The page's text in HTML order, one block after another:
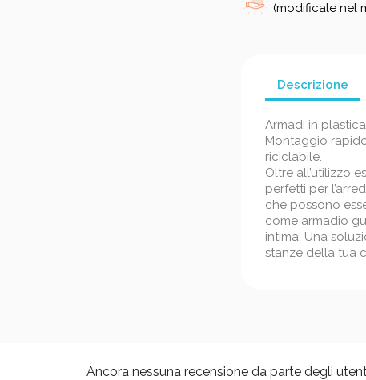
(modificale nel
Descrizione
Armadi in
Montaggio
riciclabile.
Oltre all’utilizzo
perfetti per
che possono
come armadio
intima. Una
stanze della tua
Ancora nessuna recensione da parte degli